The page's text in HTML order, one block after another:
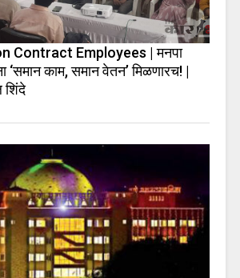
Contract Employees | मनपा
‘समान काम, समान वेतन’ मिळणारच! |
शिंदे